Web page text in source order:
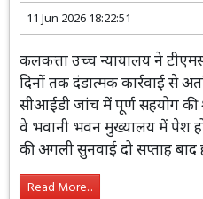
11 Jun 2026 18:22:51
कलकत्ता उच्च
अभिषेक बनर्जी
कार्रवाई से
जांच में पूर्ण सहयोग की शर्त पर
भवन मुख्यालय में पेश होने के
सुनवाई दो सप्ताह बाद होगी।